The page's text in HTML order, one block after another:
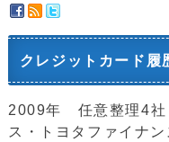
クレジットカード履
2009年 任意整理4社
ス・トヨタファイナン